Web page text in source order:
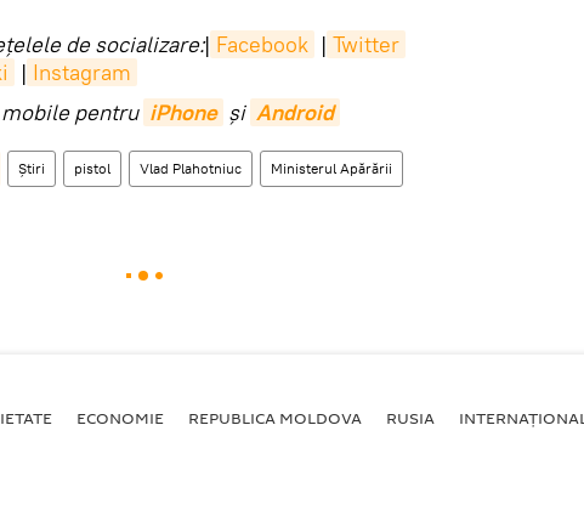
de socializare:| Facebook | Twitter
| Instagram
pentru iPhone și Android
Știri pistol Vlad Plahotniuc Ministerul Apărării
ECONOMIE REPUBLICA MOLDOVA RUSIA INTERNAȚIONAL